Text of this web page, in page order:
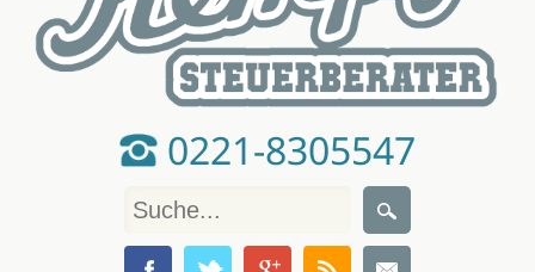
0221-8305547